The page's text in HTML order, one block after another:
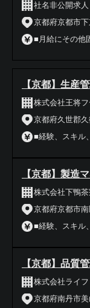
社名非公開求人
京都府京都市
■月給にその他
【京都】生産
株式会社王将
京都府久世郡
■経験、スキル
【京都】製造
株式会社下鴨茶
京都府京都市
■経験、スキル
【京都】品質
株式会社ライ
京都府南丹市